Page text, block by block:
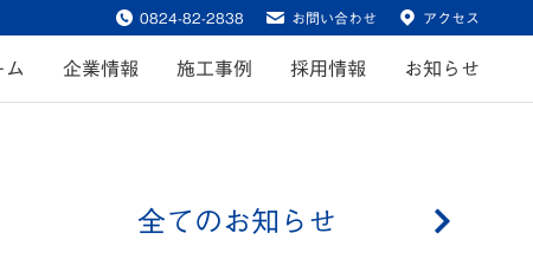
0824-82-2838 お問い合わせ アクセス
ム 企業情報 施工事例 採用情報 お知らせ
全てのお知らせ